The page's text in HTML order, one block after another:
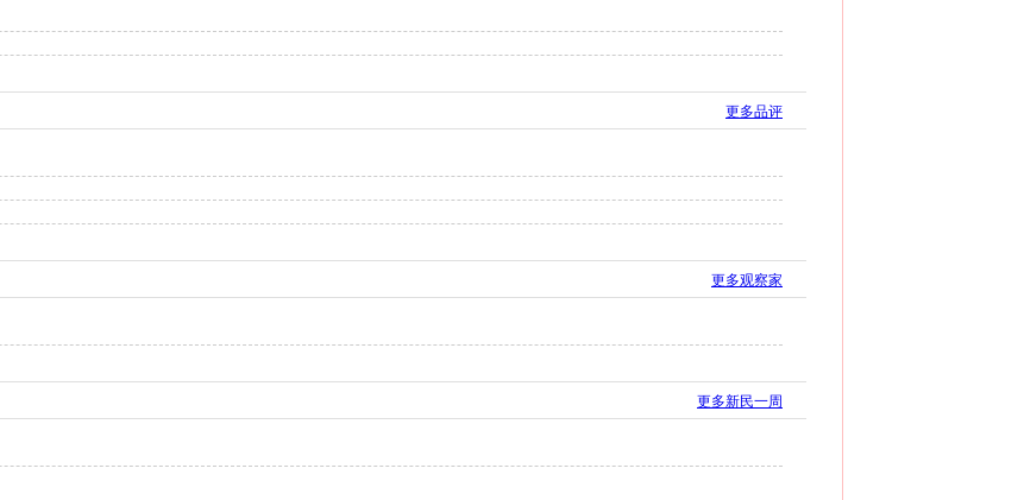
更多品评
更多观察家
更多新民一周